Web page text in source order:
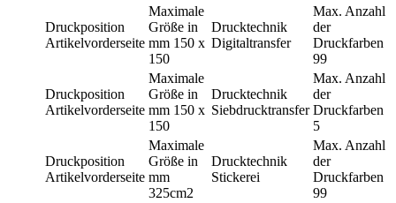
Druckposition
Artikelvorderseite
Maximale
Größe in
mm 150 x
150
Drucktechnik
Digitaltransfer
Max. Anzahl
der
Druckfarben
99
Druckposition
Artikelvorderseite
Maximale
Größe in
mm 150 x
150
Drucktechnik
Siebdrucktransfer
Max. Anzahl
der
Druckfarben
5
Druckposition
Artikelvorderseite
Maximale
Größe in
mm
325cm2
Drucktechnik
Stickerei
Max. Anzahl
der
Druckfarben
99